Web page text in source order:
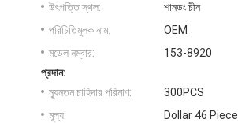
উৎপত্তি স্থল:
শানডং চীন
পরিচিতিমুলক নাম:
OEM
মডেল নম্বার:
153-8920
প্রদান:
ন্যূনতম চাহিদার পরিমাণ:
300PCS
মূল্য:
Dollar 46 Piece